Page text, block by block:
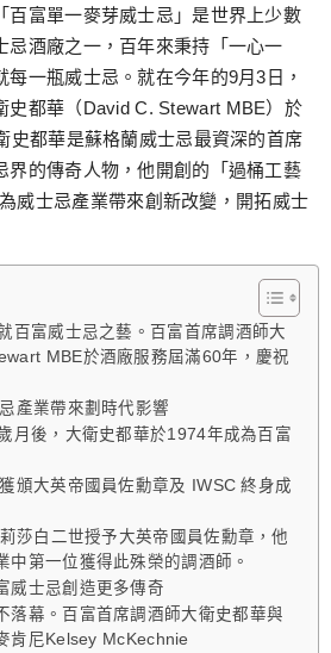
百富單一麥芽威士忌」是世界上少數
忌酒廠之一，百年來秉持「一心一
一瓶威士忌。就在今年的9月3日，
史都華（David C. Stewart MBE）於
史都華是蘇格蘭威士忌最資深的首席
界的傳奇人物，他開創的「過桶工藝
威士忌產業帶來創新改變，開拓威士
百富威士忌之藝。百富首席調酒師大
MBE於酒廠服務屆滿60年，慶祝
產業帶來劃時代影響
月後，大衛史都華於1974年成為百富
頒大英帝國員佐勳章及 IWSC 終身成
莎白二世授予大英帝國員佐勳章，他
中第一位獲得此殊榮的調酒師。
威士忌創造更多傳奇
落幕。百富首席調酒師大衛史都華與
肯尼Kelsey McKechnie